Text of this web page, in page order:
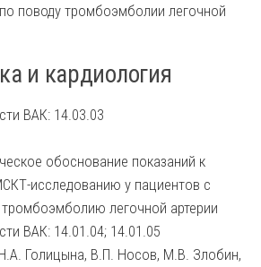
поводу тромбоэмболии легочной
и кардиология
ВАК: 14.03.03
обоснование показаний к
исследованию у пациентов с
легочной артерии
ВАК: 14.01.04; 14.01.05
Голицына, В.П. Носов, М.В. Злобин,